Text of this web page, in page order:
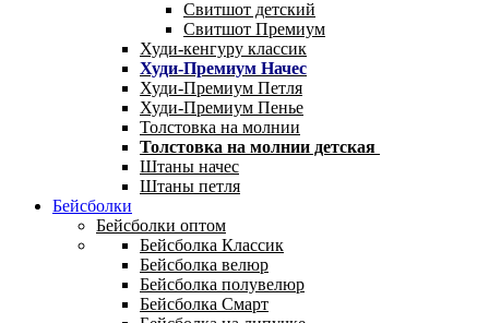
Свитшот детский
Свитшот Премиум
Худи-кенгуру классик
Худи-Премиум Начес
Худи-Премиум Петля
Худи-Премиум Пенье
Толстовка на молнии
Толстовка на молнии детская
Штаны начес
Штаны петля
Бейсболки
Бейсболки оптом
Бейсболка Классик
Бейсболка велюр
Бейсболка полувелюр
Бейсболка Смарт